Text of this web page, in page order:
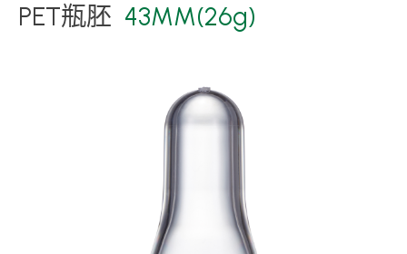
PET瓶胚 43MM(26g)